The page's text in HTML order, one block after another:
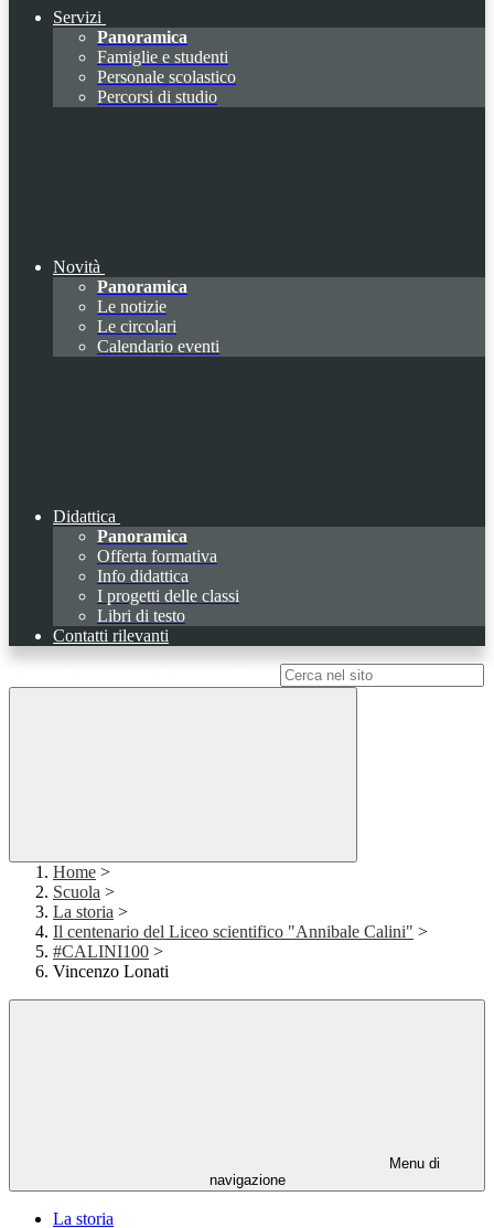
Servizi
Panoramica
Famiglie e studenti
Personale scolastico
Percorsi di studio
Novità
Panoramica
Le notizie
Le circolari
Calendario eventi
Didattica
Panoramica
Offerta formativa
Info didattica
I progetti delle classi
Libri di testo
Contatti rilevanti
Home >
Scuola >
La storia >
Il centenario del Liceo scientifico "Annibale Calini" >
#CALINI100 >
Vincenzo Lonati
Menu di
navigazione
La storia